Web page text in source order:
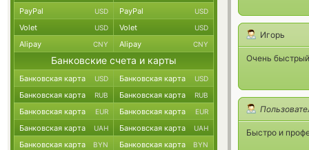
Игорь
Очень
Быстро и
PayPal USD PayPal USD
Volet USD Volet USD
Alipay CNY Alipay CNY
Банковские счета и карты
Банковская карта USD Банковская карта USD
Банковская карта RUB Банковская карта RUB
Банковская карта EUR Банковская карта EUR
Банковская карта UAH Банковская карта UAH
Банковская карта BYN Банковская карта BYN